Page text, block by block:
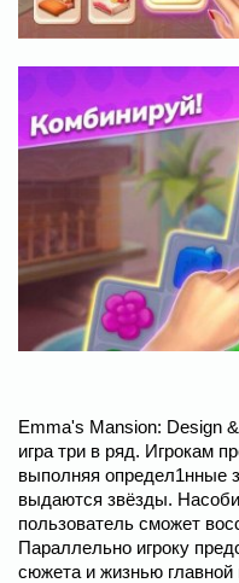
Emma's Mansion: Design
игра три в ряд. Игрокам
выполняя определ1нные
выдаются звёзды.
пользователь сможет
Параллельно игроку
сюжета и жизнью главной